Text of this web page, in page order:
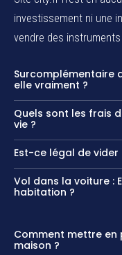
investissement ni une
vendre des instruments
Surcomplémentaire
elle vraiment ?
Quels sont les frais
vie ?
Est-ce légal de
Vol dans la voiture :
habitation ?
Comment mettre en
maison ?